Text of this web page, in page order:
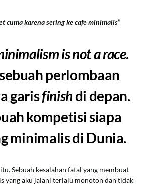
cuma karena sering ke cafe minimalis”
is not a race.
perlombaan
garisfinishdi depan.
kompetisi siapa
minimalis di Dunia.
Sebuah kesalahan fatal yang membuat
yang aku jalani terlalu monoton dan tidak